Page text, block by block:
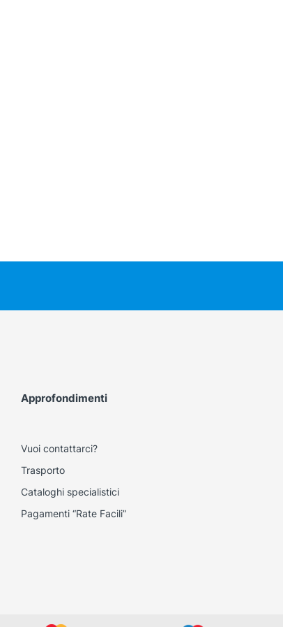
Approfondimenti
Vuoi contattarci?
Trasporto
Cataloghi specialistici
Pagamenti “Rate Facili”